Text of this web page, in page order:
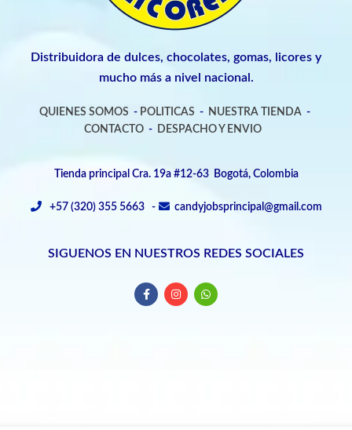
Distribuidora de dulces, chocolates, gomas, licores y
mucho más a nivel nacional.
QUIENES SOMOS - POLITICAS - NUESTRA TIENDA -
CONTACTO- DESPACHO Y ENVIO
Tienda principal Cra. 19a #12-63 Bogotá, Colombia
+57 (320) 355 5663 - candyjobsprincipal@gmail.com
SIGUENOS EN NUESTROS REDES SOCIALES